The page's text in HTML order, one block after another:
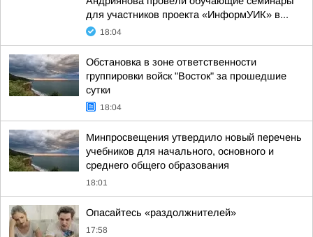
для участников проекта «ИнформУИК» в...
18:04
Обстановка в зоне ответственности
группировки войск "Восток" за прошедшие
сутки
18:04
Минпросвещения утвердило новый перечень
учебников для начального, основного и
среднего общего образования
18:01
Опасайтесь «раздолжнителей»
17:58